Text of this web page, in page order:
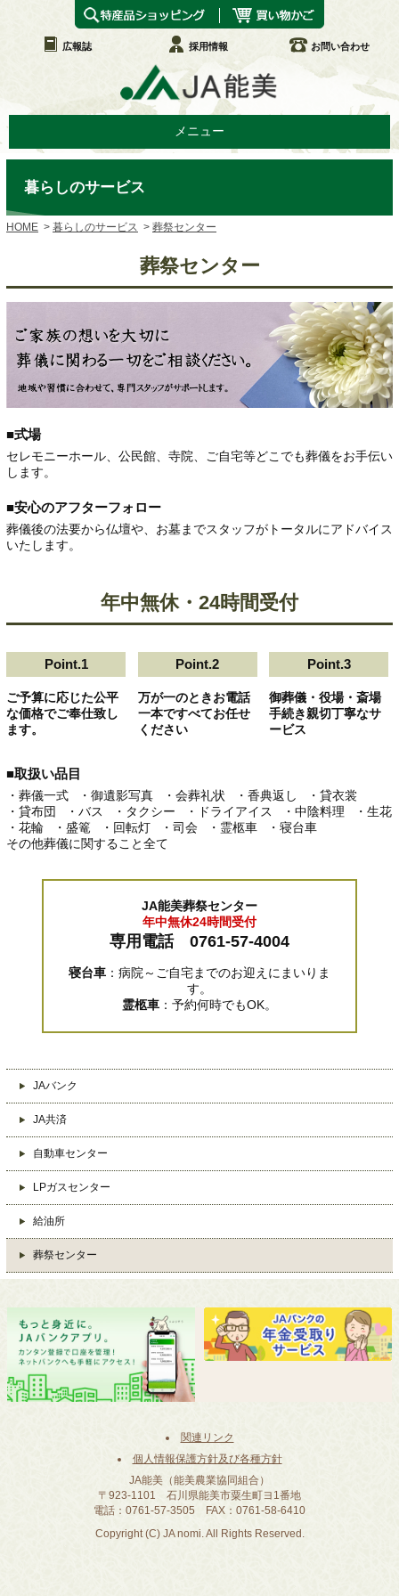
広報誌 採用情報 お問い合わせ
メニュー
暮らしのサービス
HOME 暮らしのサービス 葬祭センター
葬祭センター
■式場
セレモニーホール、公民館、寺院、ご自宅等どこでも葬儀をお手伝い
します。
■安心のアフターフォロー
葬儀後の法要から仏壇や、お墓までスタッフがトータルにアドバイス
いたします。
年中無休・24時間受付
Point.1
ご予算に応じた公平
な価格でご奉仕致し
ます。
Point.2
万が一のときお電話
一本ですべてお任せ
ください
Point.3
御葬儀・役場・斎場
手続き親切丁寧なサ
ービス
■取扱い品目
・葬儀一式 ・御遺影写真 ・会葬礼状 ・香典返し
・貸衣裳
・貸布団
・バス ・タクシー ・ドライアイス ・中陰料理
・生花
・花輪
・盛篭 ・回転灯 ・司会 ・霊柩車
・寝台車
その他葬儀に関すること全て
JA能美葬祭センター
年中無休24時間受付
専用電話 0761-57-4004
寝台車 ：病院～ご自宅までのお迎えにまいりま
す。
霊柩車 ：予約何時でもOK。
JAバンク
JA共済
自動車センター
LPガスセンター
給油所
葬祭センター
関連リンク
個人情報保護方針及び各種方針
JA能美（能美農業協同組合）
〒923-1101 石川県能美市粟生町ヨ1番地
電話：0761-57-3505 FAX：0761-58-6410
Copyright (C) JA nomi. All Rights Reserved.